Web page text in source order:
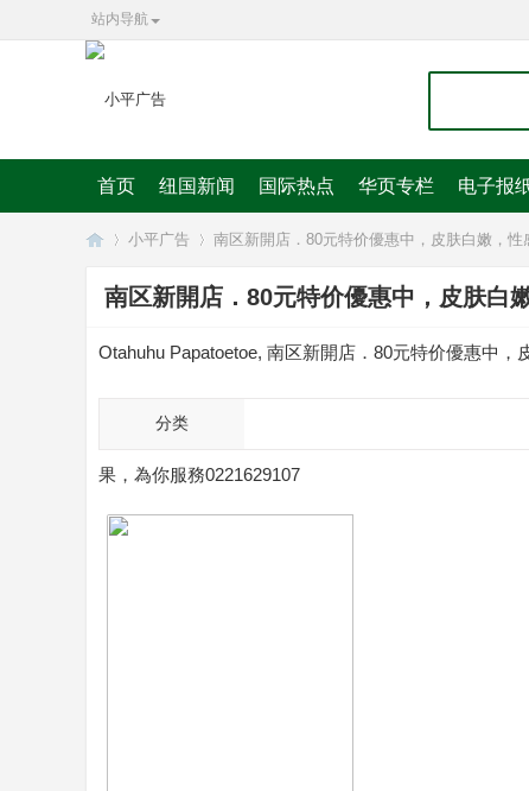
站内导航
首页 纽国新闻 国际热点 华页专栏 电子报
小平广告 南区新開店．80元特价優惠中，皮肤白嫩，
南区新開店．80元特价優惠中，皮肤白
分类
Otahuhu Papatoetoe, 南区新開店．80元特价優惠中
果，為你服務0221629107